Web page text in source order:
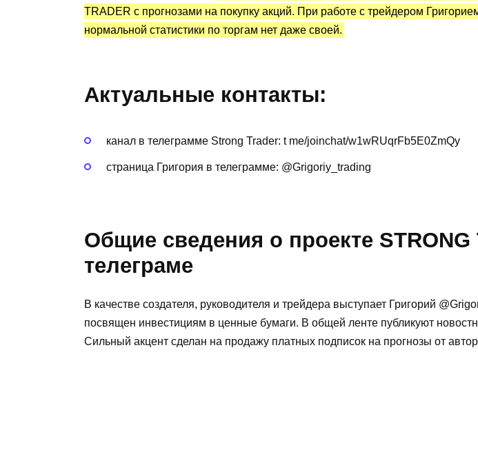
TRADER с прогнозами на покупку акций. При работе с трейдером
нормальной статистики по торгам нет даже своей.
Актуальные контакты:
канал в телеграмме Strong Trader: t me/joinchat/w1wRUqrFb5E0ZmQy
страница Григория в телеграмме: @Grigoriy_trading
Общие сведения о проекте STRONG
телеграме
В качестве создателя, руководителя и трейдера выступает Григорий
посвящен инвестициям в ценные бумаги. В общей ленте публикуют
Сильный акцент сделан на продажу платных подписок на прогнозы от